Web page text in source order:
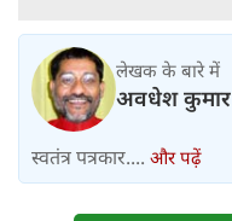
लेखक के बारे में
अवधेश कुमार
स्वतंत्र पत्रकार.... और पढ़ें